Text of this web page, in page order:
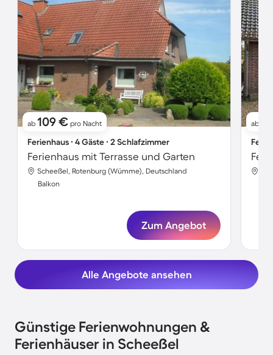
ab 109 € pro Nacht
Ferienhaus ∙ 4 Gäste ∙ 2 Schlafzimmer
Ferienhaus mit Terrasse und Garten
Scheeßel, Rotenburg (Wümme), Deutschland
Balkon
Zum Angebot
ab
Alle Angebote ansehen
Günstige Ferienwohnungen &
Ferienhäuser in Scheeßel